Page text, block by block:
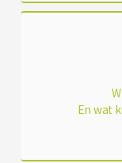
En wat